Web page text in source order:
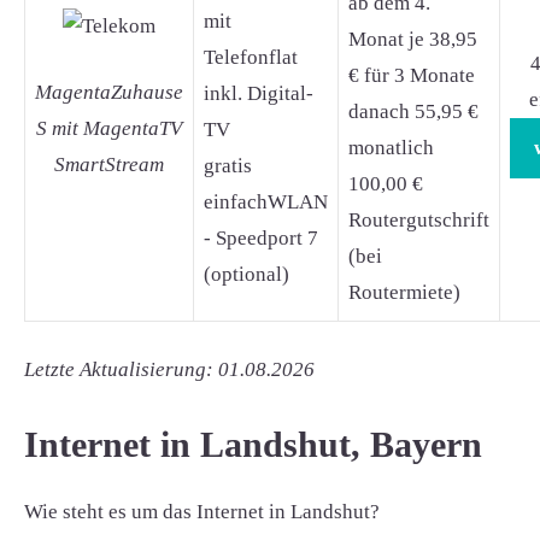
MagentaZuhause
S mit MagentaTV
SmartStream
mit
Telefonflat
inkl. Digital-
TV
gratis
einfachWLAN
- Speedport 7
(optional)
Monat je 38,95
€ für 3 Monate
danach 55,95 €
monatlich
100,00 €
Routergutschrift
(bei
Routermiete)
Letzte Aktualisierung: 01.08.2026
Internet in Landshut, Bayern
Wie steht es um das Internet in Landshut?